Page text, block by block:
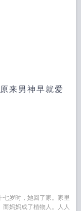
来男神早就爱
七岁时，她回了家。家里
妈妈成了植物人。人人